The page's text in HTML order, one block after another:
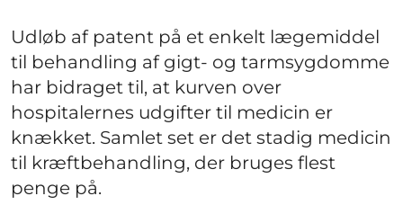
Udløb af patent på et enkelt lægemiddel
til behandling af gigt- og tarmsygdomme
har bidraget til, at kurven over
hospitalernes udgifter til medicin er
knækket. Samlet set er det stadig medicin
til kræftbehandling, der bruges flest
penge på.